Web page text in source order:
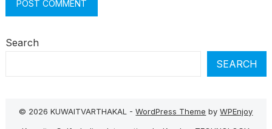
Search
SEARCH
© 2026 KUWAITVARTHAKAL -WordPress Theme byWPEnjoy